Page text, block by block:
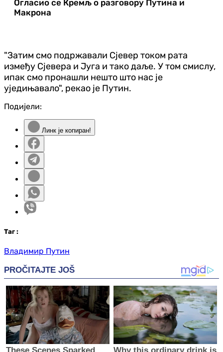
Огласио се Кремљ о разговору Путина и
Макрона
"Затим смо подржавали Сјевер током рата
између Сјевера и Југа и тако даље. У том смислу,
ипак смо пронашли нешто што нас је
уједињавало", рекао је Путин.
Подијели:
Линк је копиран!
Таг :
Владимир Путин